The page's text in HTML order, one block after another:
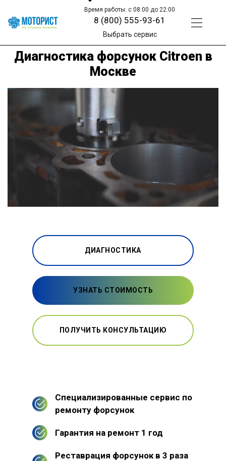
Время работы: с 08:00 до 22:00
8 (800) 555-93-61
Выбрать сервис
Диагностика форсунок Citroen в
Москве
ДИАГНОСТИКА
УЗНАТЬ СТОИМОСТЬ
ПОЛУЧИТЬ КОНСУЛЬТАЦИЮ
Специализированные сервис по
ремонту форсунок
Гарантия на ремонт 1 год
Реставрация форсунок в 3 раза